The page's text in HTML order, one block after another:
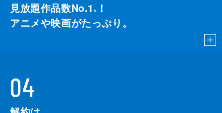
見放題作品数No.1 ※
！
アニメや映画がたっぷり。
04